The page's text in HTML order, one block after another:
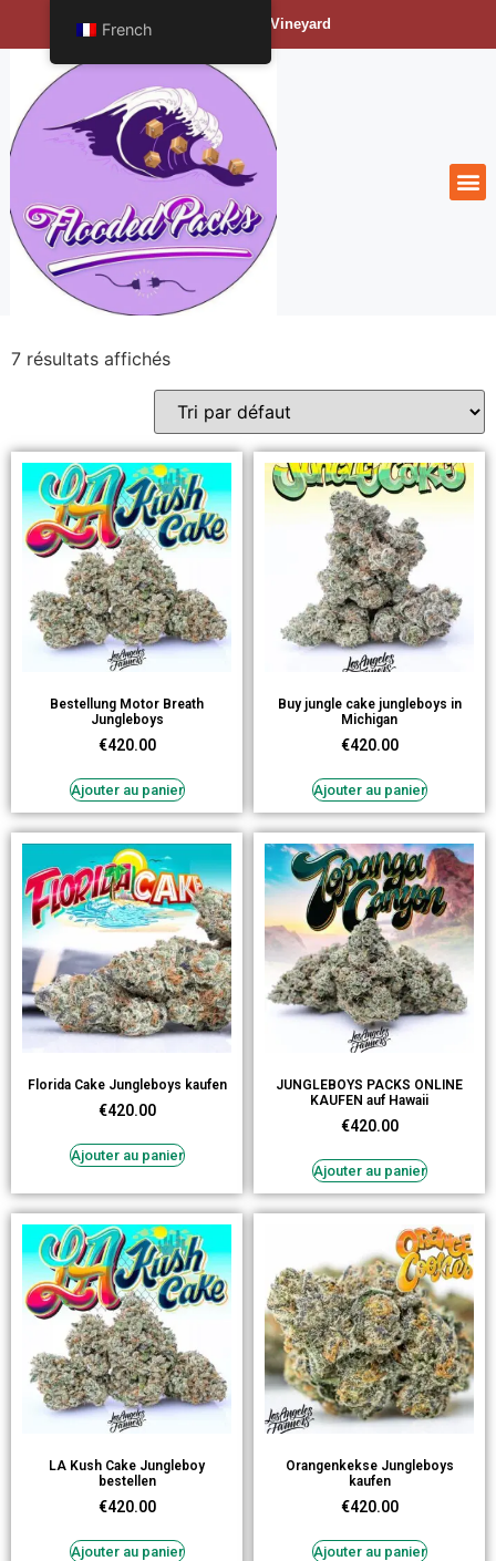
Bengals Vineyard
7 résultats affichés
Bestellung Motor Breath
Jungleboys
€420.00
Ajouter au panier
Buy jungle cake jungleboys in
Michigan
€420.00
Ajouter au panier
Florida Cake Jungleboys kaufen
€420.00
Ajouter au panier
JUNGLEBOYS PACKS ONLINE
KAUFEN auf Hawaii
€420.00
Ajouter au panier
LA Kush Cake Jungleboy
bestellen
€420.00
Ajouter au panier
Orangenkekse Jungleboys
kaufen
€420.00
Ajouter au panier
French